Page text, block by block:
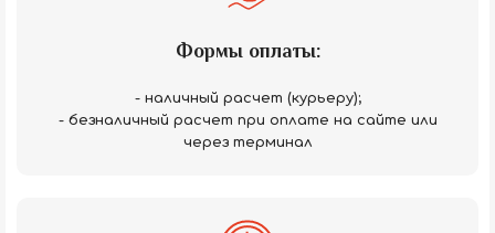
Формы оплаты:
- наличный расчет (курьеру);
- безналичный расчет при оплате на сайте или
через терминал